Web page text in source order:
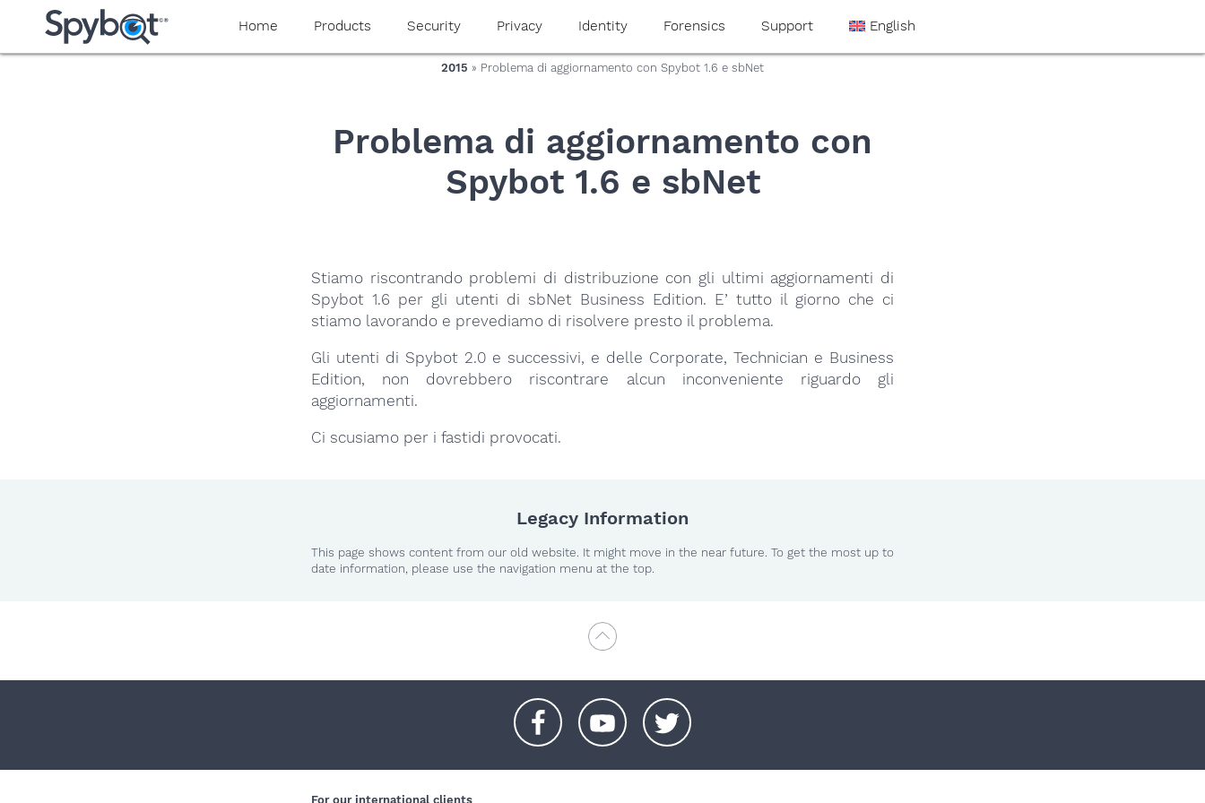
yaaaeag20
Home Products Security Privacy Identity Forensics Support English
2015 » Problema di aggiornamento con Spybot 1.6 e sbNet
Problema di aggiornamento con
Spybot 1.6 e sbNet
Stiamo riscontrando problemi di distribuzione con gli ultimi aggiornamenti di
Spybot 1.6 per gli utenti di sbNet Business Edition. E’ tutto il giorno che ci
stiamo lavorando e prevediamo di risolvere presto il problema.
Gli utenti di Spybot 2.0 e successivi, e delle Corporate, Technician e Business
Edition, non dovrebbero riscontrare alcun inconveniente riguardo gli
aggiornamenti.
Ci scusiamo per i fastidi provocati.
Legacy Information
This page shows content from our old website. It might move in the near future. To get the most up to
date information, please use the navigation menu at the top.
For our international clients